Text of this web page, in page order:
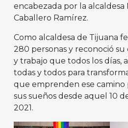
encabezada por la alcaldesa
Caballero Ramírez.
Como alcaldesa de Tijuana
280 personas y reconoció
y trabajo que todos los días,
todas y todos para
que emprenden ese camino
sus sueños desde aquel 10
2021.